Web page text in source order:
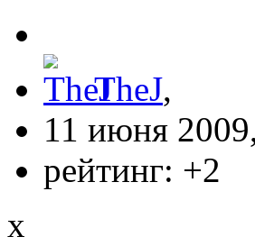
TheJ,
11 июня
рейтинг: +2
x